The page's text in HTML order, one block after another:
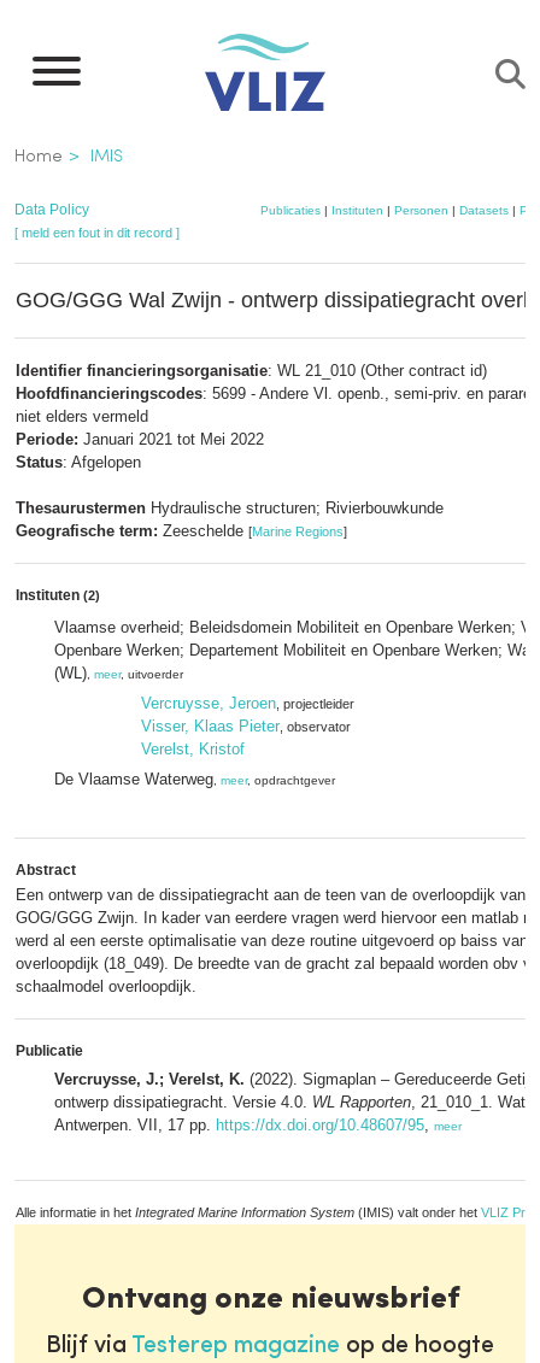
naar
inhoud
gaan
Kruimelpad
Home IMIS
Data Policy Publicaties | Instituten | Personen | Datasets |
[ meld een fout in dit record ]
GOG/GGG Wal Zwijn - ontwerp dissipatiegracht
Identifier financieringsorganisatie: WL 21_010 (Other contract id)
Hoofdfinancieringscodes: 5699 - Andere Vl. openb., semi-priv. en
niet elders vermeld
Periode: Januari 2021 tot Mei 2022
Status: Afgelopen
Thesaurustermen Hydraulische structuren; Rivierbouwkunde
Geografische term: Zeeschelde [Marine Regions]
Instituten (2)
Vlaamse overheid; Beleidsdomein Mobiliteit en Openbare Werken;
Openbare Werken; Departement Mobiliteit en Openbare Werken;
(WL) meer, uitvoerder
Vercruysse, Jeroen , projectleider
Visser, Klaas Pieter , observator
Verelst, Kristof
De Vlaamse Waterweg meer, opdrachtgever
Abstract
​Een ontwerp van de dissipatiegracht aan de teen van de overloopdijk van
GOG/GGG Zwijn. In kader van eerdere vragen werd hiervoor een matlab
werd al een eerste optimalisatie van deze routine uitgevoerd op baiss van
overloopdijk (18_049). De breedte van de gracht zal bepaald worden obv
schaalmodel overloopdijk.
Publicatie
Vercruysse, J.; Verelst, K. (2022). Sigmaplan – Gereduceerde
ontwerp dissipatiegracht. Versie 4.0. WL Rapporten, 21_010_1.
Antwerpen. VII, 17 pp. https://dx.doi.org/10.48607/95, meer
Alle informatie in het Integrated Marine Information System (IMIS) valt onder het VLIZ
Ontvang onze nieuwsbrief
Blijf via Testerep magazine op de hoogte